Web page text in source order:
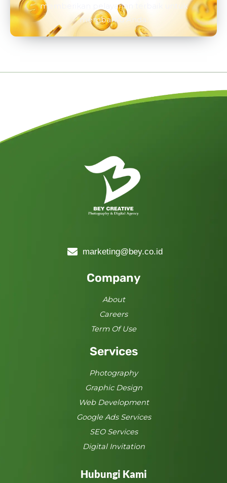
memberikan pelayanan terbaik untuk
membantu Anda.
marketing@bey.co.id
Company
About
Careers
Term Of Use
Services
Photography
Graphic Design
Web Development
Google Ads Services
SEO Services
Digital Invitation
Hubungi Kami